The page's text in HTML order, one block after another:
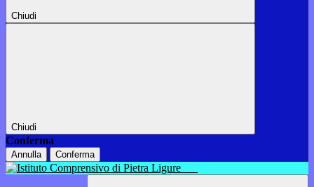
Chiudi
Chiudi
Conferma
Annulla Conferma